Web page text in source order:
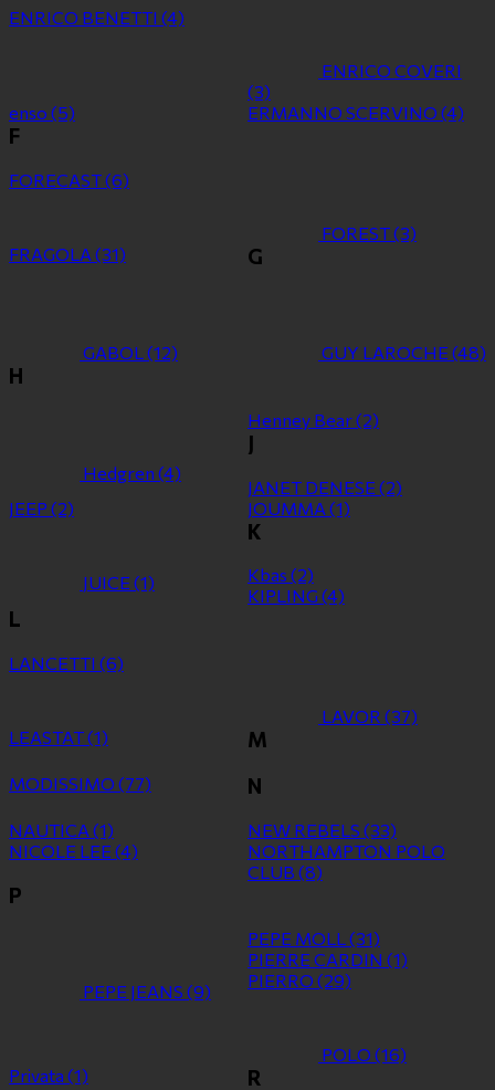
ENRICO BENETTI (4)
ENRICO COVERI
(3)
enso (5) ERMANNO SCERVINO (4)
F
FORECAST(6)
FOREST(3)
FRAGOLA (31) G
GABOL(12) GUY LAROCHE (48)
H
Hedgren (4)
Henney Bear(2)
J
JANET DENESE (2)
JEEP (2) JOUMMA (1)
JUICE (1)
K
Kbas (2)
KIPLING (4)
L
LANCETTI (6)
LAVOR (37)
LEASTAT(1) M
MODISSIMO (77) N
NAUTICA (1) NEW REBELS (33)
NICOLE LEE (4)
NORTHAMPTON POLO
CLUB (8)
P
PEPE JEANS (9)
PEPE MOLL(31)
PIERRE CARDIN (1)
PIERRO (29)
POLO (16)
Privata (1) R